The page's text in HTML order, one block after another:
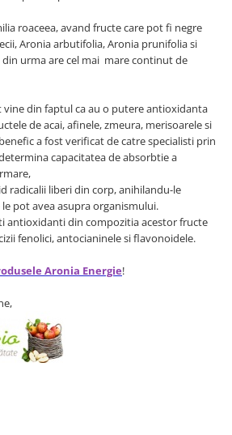
mic
roaceea, avand fructe care pot fi negre
Aronia arbutifolia, Aronia prunifolia si
din urma are cel mai mare continut de
din faptul ca au o putere antioxidanta
de acai, afinele, zmeura, merisoarele si
a fost verificat de catre specialisti prin
capacitatea de absorbtie a
radicalii liberi din corp, anihilandu-le
pot avea asupra organismului.
antioxidanti din compozitia acestor fructe
fenolici, antocianinele si flavonoidele.
Aronia Energie!